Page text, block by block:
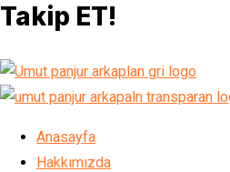
Takip ET!
Anasayfa
Hakkımızda